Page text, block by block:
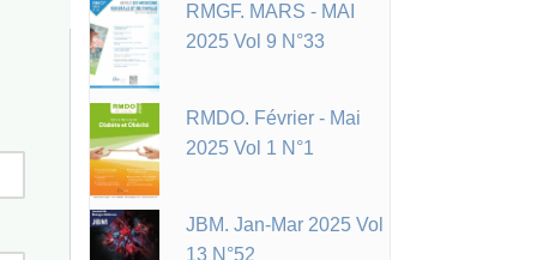
RMGF. MARS - MAI
2025 Vol 9 N°33
RMDO. Février - Mai
2025 Vol 1 N°1
JBM. Jan-Mar 2025 Vol
13 N°52